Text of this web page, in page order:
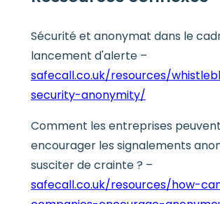
Sécurité et anonymat dans le
lancement d'alerte –
safecall.co.uk/resources/
security-anonymity/
Comment les entreprises
encourager les signalements
susciter de crainte ? –
safecall.co.uk/resources/how-